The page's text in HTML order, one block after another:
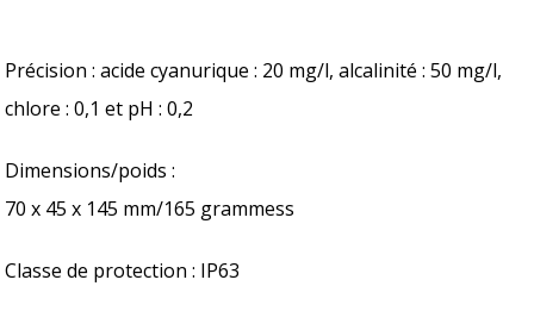
Précision : acide cyanurique : 20 mg/l, alcalinité : 50 mg/l,
chlore : 0,1 et pH : 0,2
Dimensions/poids :
70 x 45 x 145 mm/165 grammess
Classe de protection : IP63